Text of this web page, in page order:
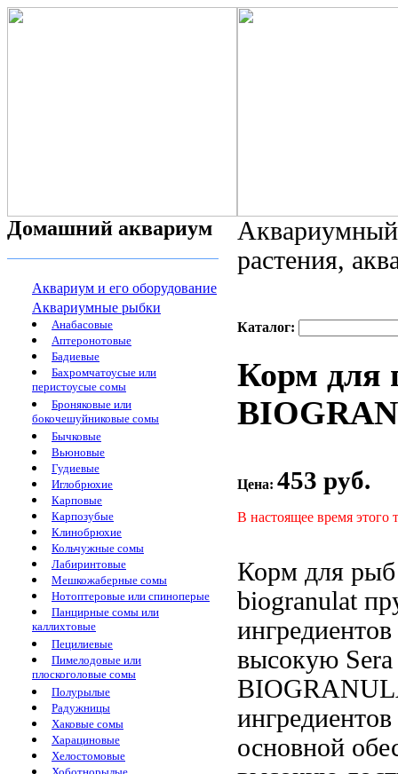
Домашний аквариум
Аквариум и его оборудование
Аквариумные рыбки
Анабасовые
Аптеронотовые
Бадиевые
Бахромчатоусые или
перистоусые сомы
Броняковые или
бокочешуйниковые сомы
Бычковые
Вьюновые
Гудиевые
Иглобрюхие
Карповые
Карпозубые
Клинобрюхие
Кольчужные сомы
Лабиринтовые
Мешкожаберные сомы
Нотоптеровые или спиноперые
Панцирные сомы или
каллихтовые
Пецилиевые
Пимелодовые или
плоскоголовые сомы
Полурылые
Радужницы
Хаковые сомы
Харациновые
Хелостомовые
растения,
Каталог:
Корм для
Цена: 453 руб.
В настоящее время этого
Корм для рыб
biogranulat
высокую Sera
основной